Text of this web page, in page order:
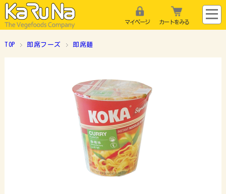
マイページ カートをみる
TOP 即席フーズ 即席麺